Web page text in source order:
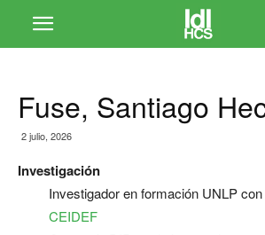
Fuse, Santiago
2 julio, 2026
Investigación
Investigador en formación UNLP
CEIDEF